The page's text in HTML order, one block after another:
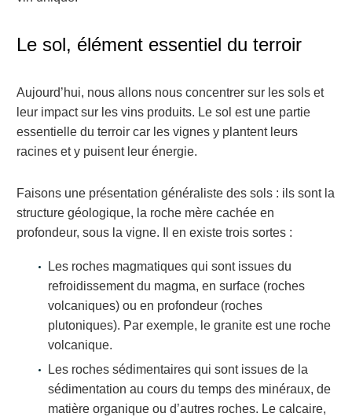
Le sol, élément essentiel du terroir
Aujourd’hui, nous allons nous concentrer sur les sols et
leur impact sur les vins produits. Le sol est une partie
essentielle du terroir car les vignes y plantent leurs
racines et y puisent leur énergie.
Faisons une présentation généraliste des sols : ils sont la
structure géologique, la roche mère cachée en
profondeur, sous la vigne. Il en existe trois sortes :
Les roches magmatiques qui sont issues du
refroidissement du magma, en surface (roches
volcaniques) ou en profondeur (roches
plutoniques). Par exemple, le granite est une roche
volcanique.
Les roches sédimentaires qui sont issues de la
sédimentation au cours du temps des minéraux, de
matière organique ou d’autres roches. Le calcaire,